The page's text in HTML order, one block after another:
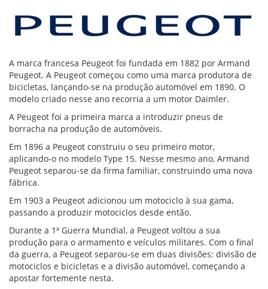
A marca francesa Peugeot foi fundada em 1882 por Armand
Peugeot. A Peugeot começou como uma marca produtora de
bicicletas, lançando-se na produção automóvel em 1890. O
modelo criado nesse ano recorria a um motor Daimler.
A Peugeot foi a primeira marca a introduzir pneus de
borracha na produção de automóveis.
Em 1896 a Peugeot construiu o seu primeiro motor,
aplicando-o no modelo Type 15. Nesse mesmo ano, Armand
Peugeot separou-se da firma familiar, construindo uma nova
fábrica.
Em 1903 a Peugeot adicionou um motociclo à sua gama,
passando a produzir motociclos desde então.
Durante a 1ª Guerra Mundial, a Peugeot voltou a sua
produção para o armamento e veículos militares. Com o final
da guerra, a Peugeot separou-se em duas divisões: divisão de
motociclos e bicicletas e a divisão automóvel, começando a
apostar fortemente nesta.